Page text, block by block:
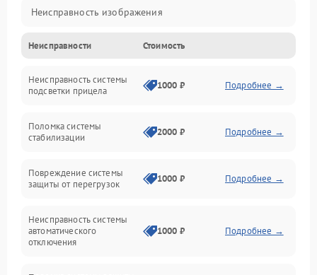
Неисправность изображения
Механические повреждения
Неисправность фокусировки и оптики
Электропитание
Механика
Неисправности Стоимость
Неисправность системы
подсветки прицела
1000 ₽ Подробнее →
Поломка системы
стабилизации
2000 ₽ Подробнее →
Повреждение системы
защиты от перегрузок
1000 ₽ Подробнее →
Неисправность системы
автоматического
отключения
1000 ₽ Подробнее →